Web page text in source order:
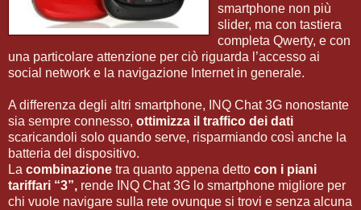
smartphone non più
slider, ma con tastiera
completa Qwerty, e con
una particolare attenzione per ciò riguarda l’accesso ai
social network e la navigazione Internet in generale.
A differenza degli altri smartphone, INQ Chat 3G nonostante
sia sempre connesso, ottimizza il traffico dei dati
scaricandoli solo quando serve, risparmiando così anche la
batteria del dispositivo.
La combinazione tra quanto appena detto con i piani
tariffari “3”, rende INQ Chat 3G lo smartphone migliore per
chi vuole navigare sulla rete ovunque si trovi e senza alcuna